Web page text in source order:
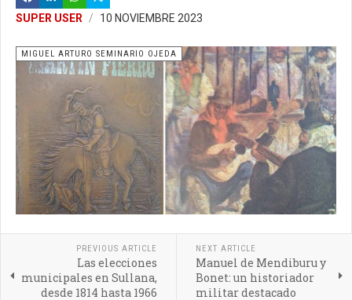
SUPER USER 10 NOVIEMBRE 2023
MIGUEL ARTURO SEMINARIO OJEDA
PREVIOUS ARTICLE
Las elecciones
municipales en Sullana,
desde 1814 hasta 1966
NEXT ARTICLE
Manuel de Mendiburu y
Bonet: un historiador
militar destacado